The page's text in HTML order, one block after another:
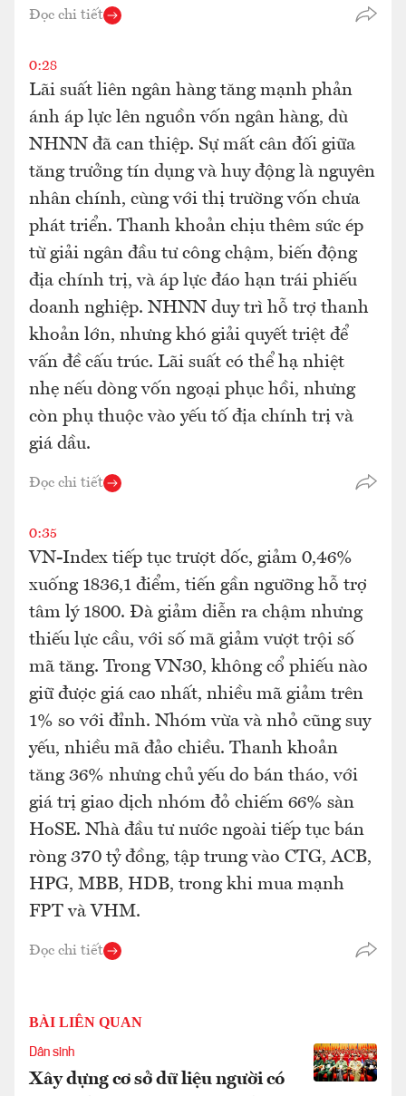
Đọc chi tiết
0:28
Lãi suất liên ngân hàng tăng mạnh phản
ánh áp lực lên nguồn vốn ngân hàng, dù
NHNN đã can thiệp. Sự mất cân đối giữa
tăng trưởng tín dụng và huy động là nguyên
nhân chính, cùng với thị trường vốn chưa
phát triển. Thanh khoản chịu thêm sức ép
từ giải ngân đầu tư công chậm, biến động
địa chính trị, và áp lực đáo hạn trái phiếu
doanh nghiệp. NHNN duy trì hỗ trợ thanh
khoản lớn, nhưng khó giải quyết triệt để
vấn đề cấu trúc. Lãi suất có thể hạ nhiệt
nhẹ nếu dòng vốn ngoại phục hồi, nhưng
còn phụ thuộc vào yếu tố địa chính trị và
giá dầu.
Đọc chi tiết
0:35
VN-Index tiếp tục trượt dốc, giảm 0,46%
xuống 1836,1 điểm, tiến gần ngưỡng hỗ trợ
tâm lý 1800. Đà giảm diễn ra chậm nhưng
thiếu lực cầu, với số mã giảm vượt trội số
mã tăng. Trong VN30, không cổ phiếu nào
giữ được giá cao nhất, nhiều mã giảm trên
1% so với đỉnh. Nhóm vừa và nhỏ cũng suy
yếu, nhiều mã đảo chiều. Thanh khoản
tăng 36% nhưng chủ yếu do bán tháo, với
giá trị giao dịch nhóm đỏ chiếm 66% sàn
HoSE. Nhà đầu tư nước ngoài tiếp tục bán
ròng 370 tỷ đồng, tập trung vào CTG, ACB,
HPG, MBB, HDB, trong khi mua mạnh
FPT và VHM.
Đọc chi tiết
BÀI LIÊN QUAN
Dân sinh
Xây dựng cơ sở dữ liệu người có